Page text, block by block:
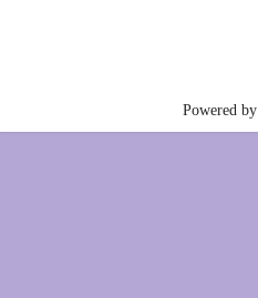
Powered by